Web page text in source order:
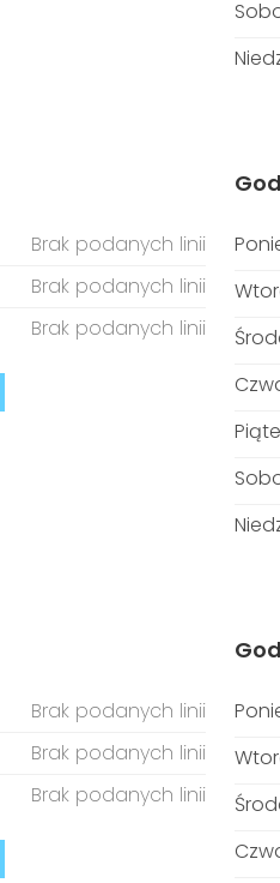
Brak podanych linii
Brak podanych linii
Brak podanych linii
Brak podanych linii
Brak podanych linii
Brak podanych linii